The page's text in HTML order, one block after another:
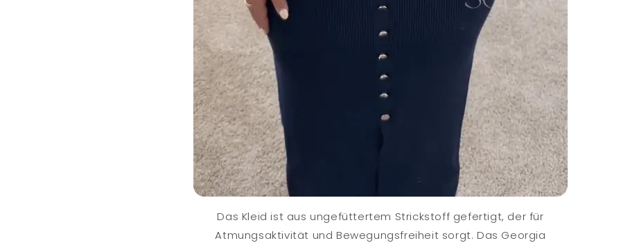
Das Kleid ist aus ungefüttertem Strickstoff gefertigt, der für
Atmungsaktivität und Bewegungsfreiheit sorgt. Das Georgia